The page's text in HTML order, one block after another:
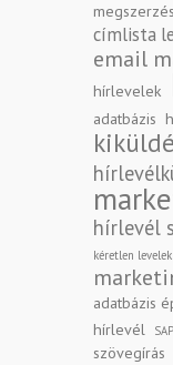
címlista
email
hírlevelek
adatbázis
hírlevél
kéretlen levelek
adatbázis
hírlevél
szövegírás